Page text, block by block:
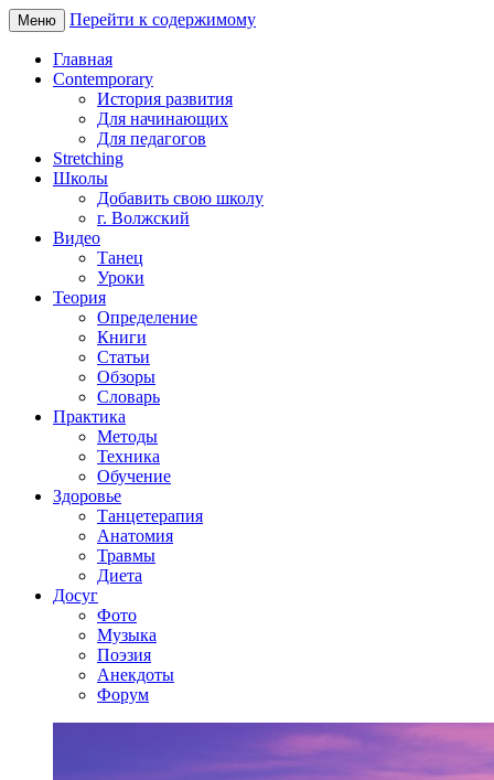
Меню Перейти к содержимому
Главная
Contemporary
История развития
Для начинающих
Для педагогов
Stretching
Школы
Добавить свою школу
г. Волжский
Видео
Танец
Уроки
Теория
Определение
Книги
Статьи
Обзоры
Словарь
Практика
Методы
Техника
Обучение
Здоровье
Танцетерапия
Анатомия
Травмы
Диета
Досуг
Фото
Музыка
Поэзия
Анекдоты
Форум